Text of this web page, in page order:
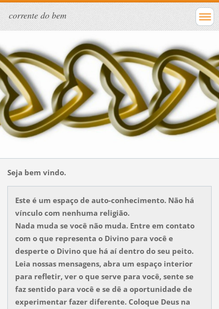
corrente do bem
Seja bem vindo.
Este é um espaço de auto-conhecimento. Não há
vínculo com nenhuma religião.
Nada muda se você não muda. Entre em contato
com o que representa o Divino para você e
desperte o Divino que há aí dentro do seu peito.
Leia nossas mensagens, abra um espaço interior
para refletir, ver o que serve para você, sente se
faz sentido para você e se dê a oportunidade de
experimentar fazer diferente. Coloque Deus na